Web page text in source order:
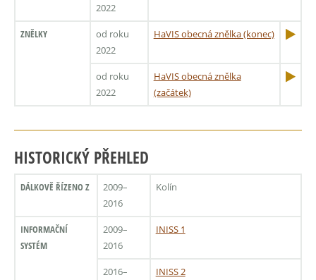
2022
ZNĚLKY
od roku
2022
HaVIS obecná znělka (konec)
od roku
2022
HaVIS obecná znělka
(začátek)
HISTORICKÝ PŘEHLED
DÁLKOVĚ ŘÍZENO Z
2009–
2016
Kolín
INFORMAČNÍ
SYSTÉM
2009–
2016
INISS 1
2016–
INISS 2